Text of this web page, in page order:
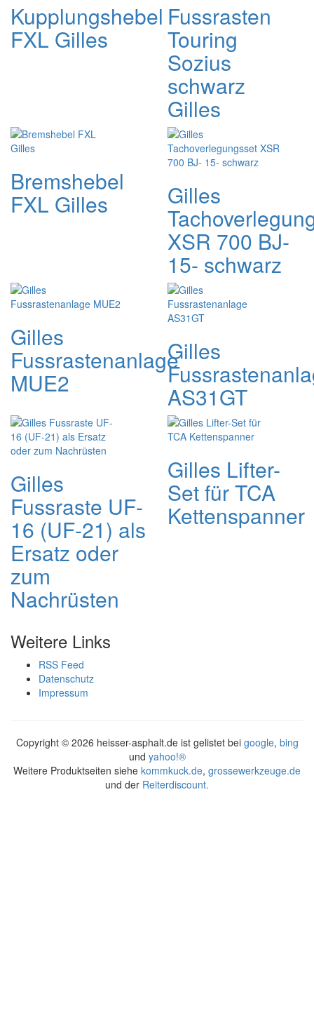
Kupplungshebel
FXL Gilles
Fussrasten
Touring
Sozius
schwarz
Gilles
Bremshebel
FXL Gilles Gilles
XSR 700 BJ-
15- schwarz
Gilles
Fussrastenanlage
MUE2
Gilles
AS31GT
Gilles
Fussraste UF-
16 (UF-21) als
Ersatz oder
zum
Nachrüsten
Gilles Lifter-
Set für TCA
Kettenspanner
Weitere Links
RSS Feed
Datenschutz
Impressum
Copyright © 2026 heisser-asphalt.de ist gelistet bei google, bing
und yahoo!®
Weitere Produktseiten siehe kommkuck.de, grossewerkzeuge.de
und der Reiterdiscount.